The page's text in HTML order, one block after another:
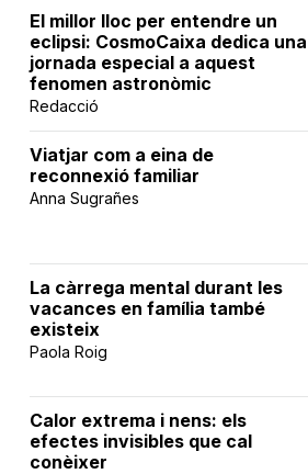
El millor lloc per entendre un
eclipsi: CosmoCaixa dedica una
jornada especial a aquest
fenomen astronòmic
Redacció
Viatjar com a eina de
reconnexió familiar
Anna Sugrañes
La càrrega mental durant les
vacances en família també
existeix
Paola Roig
Calor extrema i nens: els
efectes invisibles que cal
conèixer